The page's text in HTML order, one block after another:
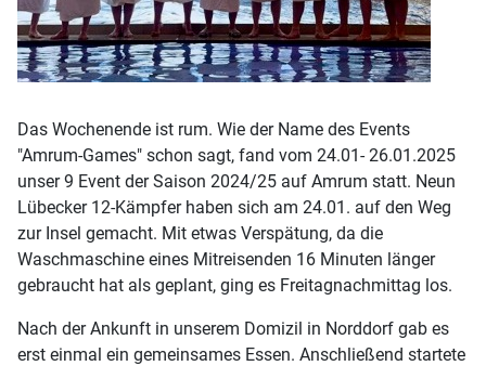
Das Wochenende ist rum. Wie der Name des Events
"Amrum-Games" schon sagt, fand vom 24.01- 26.01.2025
unser 9 Event der Saison 2024/25 auf Amrum statt. Neun
Lübecker 12-Kämpfer haben sich am 24.01. auf den Weg
zur Insel gemacht. Mit etwas Verspätung, da die
Waschmaschine eines Mitreisenden 16 Minuten länger
gebraucht hat als geplant, ging es Freitagnachmittag los.
Nach der Ankunft in unserem Domizil in Norddorf gab es
erst einmal ein gemeinsames Essen. Anschließend startete